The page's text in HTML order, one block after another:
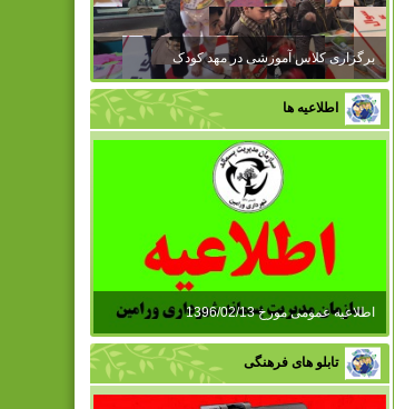
برگزاری کلاس آموزشی در مهد کودک
اطلاعیه ها
اطلاعیه عمومی مورخ 1396/02/13
تابلو های فرهنگی